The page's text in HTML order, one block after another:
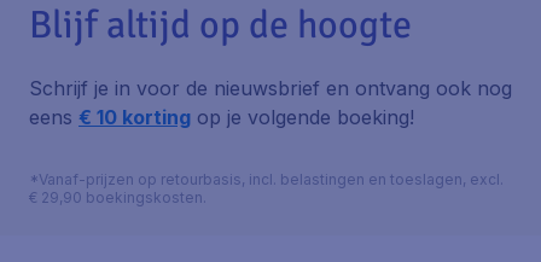
Blijf altijd op de hoogte
Schrijf je in voor de nieuwsbrief en ontvang ook nog
eens € 10 korting op je volgende boeking!
*Vanaf-prijzen op retourbasis, incl. belastingen en toeslagen, excl.
€ 29,90 boekingskosten.